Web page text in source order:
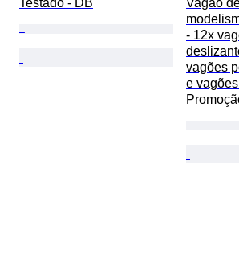
Testado - DB
Vagão
- 12x
vagões
e